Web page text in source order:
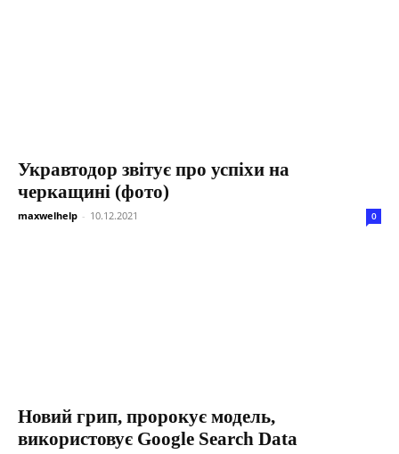
Укравтодор звітує про успіхи на
черкащині (фото)
maxwelhelp - 10.12.2021 0
Новий грип, пророкує модель,
використовує Google Search Data